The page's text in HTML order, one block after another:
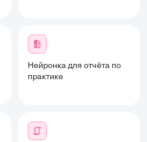
Нейронка для отчёта по
практике